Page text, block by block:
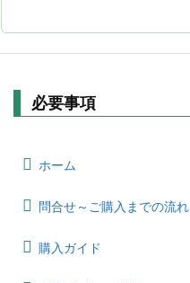
必要事項
ホーム
問合せ～ご購入までの流れ
購入ガイド